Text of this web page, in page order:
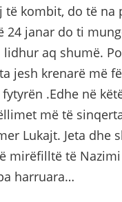
të kombit, do të na
24 janar do ti
aq shumë.
jesh krenarë më
.Edhe në
më të
Lukajt. Jeta dhe
mirëfilltë të
harruara…